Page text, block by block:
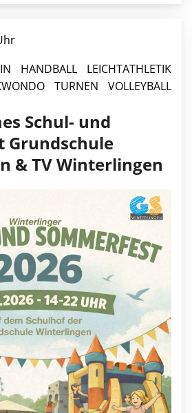
HANDBALL
LEICHTATHLETIK
TURNEN VOLLEYBALL
Schul- und
Grundschule
& TV Winterlingen